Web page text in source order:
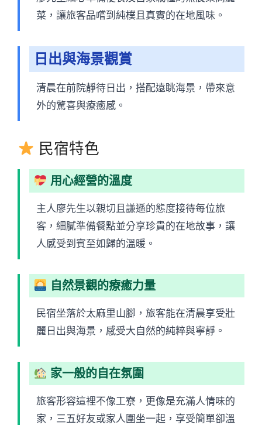
菜，讓旅客品嚐到純樸且真實的在地風味。
日出與海景觀賞
清晨在前院靜待日出，搭配遠眺海景，帶來意
外的驚喜與療癒感。
民宿特色
用心經營的溫度
主人廖先生以親切且謙遜的態度接待每位旅
客，細膩準備餐點並分享珍貴的在地故事，讓
人感受到賓至如歸的溫暖。
自然景觀的療癒力量
民宿坐落於太麻里山腳，旅客能在清晨享受壯
麗日出與海景，感受大自然的純粹與寧靜。
家一般的自在氛圍
旅客形容這裡不像工寮，更像是充滿人情味的
家，三五好友或家人圍坐一起，享受簡單卻溫